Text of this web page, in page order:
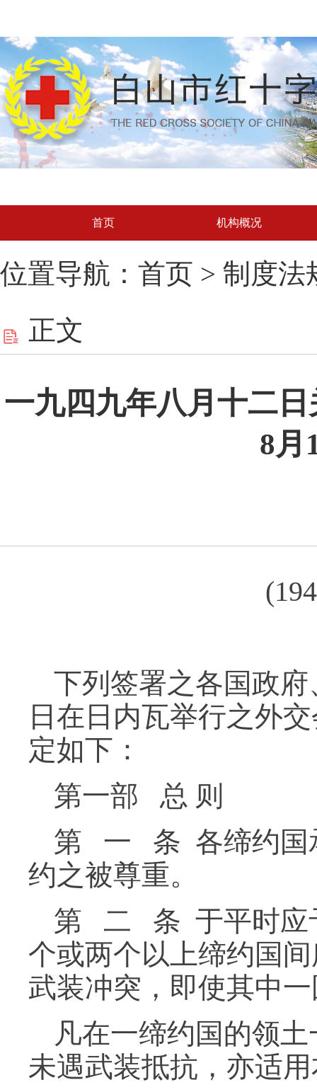
首页 机构概况
位置导航：首页 > 制度法
正文
一九四九年八月十二
8月
下列签署之各国政府
日在日内瓦举行之外
定如下：
第一部 总 则
第 一 条 各缔约国
约之被尊重。
第 二 条 于平时应
个或两个以上缔约国
武装冲突，即使其中
凡在一缔约国的领
未遇武装抵抗，亦适